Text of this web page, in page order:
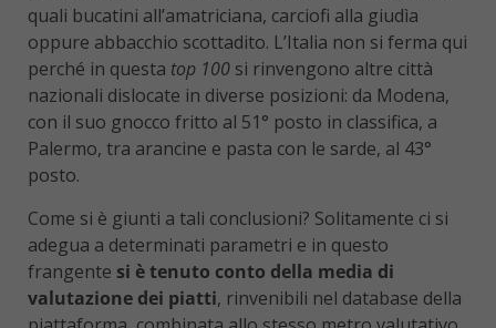
quali bucatini all’amatriciana, carciofi alla giudìa
oppure abbacchio scottadito. L’Italia non si ferma qui
perché in questa top 100 si rinvengono altre città
nazionali dislocate in diverse posizioni: da Modena,
con il suo gnocco fritto al 51° posto in classifica, a
Palermo, tra arancine e pasta con le sarde, al 43°
posto.
Come si è giunti a tali conclusioni? Solitamente ci si
adegua a determinati parametri e in questo
frangente si è tenuto conto della media di
valutazione dei piatti, rinvenibili nel database della